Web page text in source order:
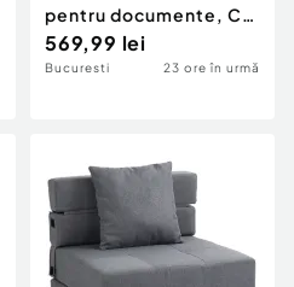
pentru documente, Cu
5 Sertare, MDF, PAL,78
x 40 x 66.5 cm, Alb
569,99 lei
Bucuresti 23 ore în urmă